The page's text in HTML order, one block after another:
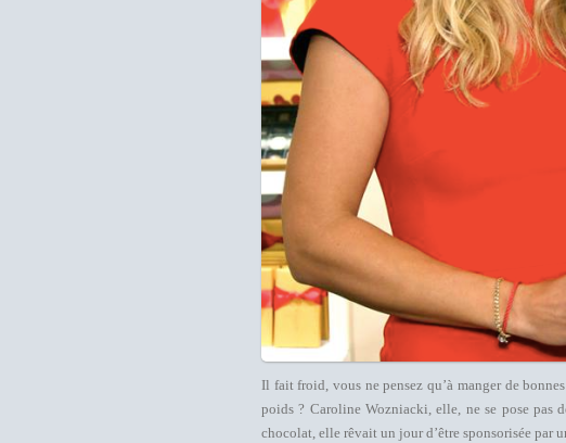
Il fait froid, vous ne pensez qu’à manger de
poids ? Caroline Wozniacki, elle, ne se pose pas
chocolat, elle rêvait un jour d’être sponsorisée par